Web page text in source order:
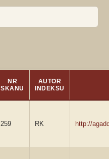
NR
SKANU
AUTOR
INDEKSU
259 RK http://